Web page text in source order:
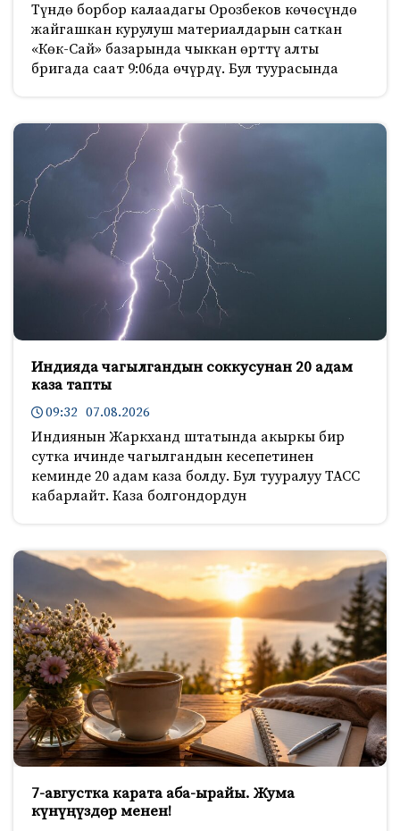
Түндө борбор калаадагы Орозбеков көчөсүндө
жайгашкан курулуш материалдарын саткан
«Көк-Сай» базарында чыккан өрттү алты
бригада саат 9:06да өчүрдү. Бул туурасында
Индияда чагылгандын соккусунан 20 адам
каза тапты
09:32 07.08.2026
Индиянын Жаркханд штатында акыркы бир
сутка ичинде чагылгандын кесепетинен
кеминде 20 адам каза болду. Бул тууралуу ТАСС
кабарлайт. Каза болгондордун
7-августка карата аба-ырайы. Жума
күнүңүздөр менен!